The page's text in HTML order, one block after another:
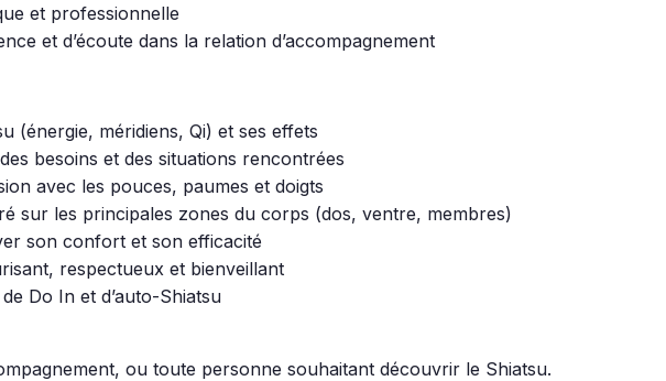
et professionnelle
et d’écoute dans la relation d’accompagnement
(énergie, méridiens, Qi) et ses effets
besoins et des situations rencontrées
avec les pouces, paumes et doigts
sur les principales zones du corps (dos, ventre, membres)
son confort et son efficacité
respectueux et bienveillant
Do In et d’auto-Shiatsu
ou toute personne souhaitant découvrir le Shiatsu.